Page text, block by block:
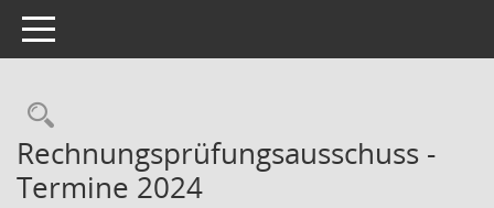
Toggle navigation
Rechercheauswahl
Rechnungsprüfungsausschuss -
Termine 2024